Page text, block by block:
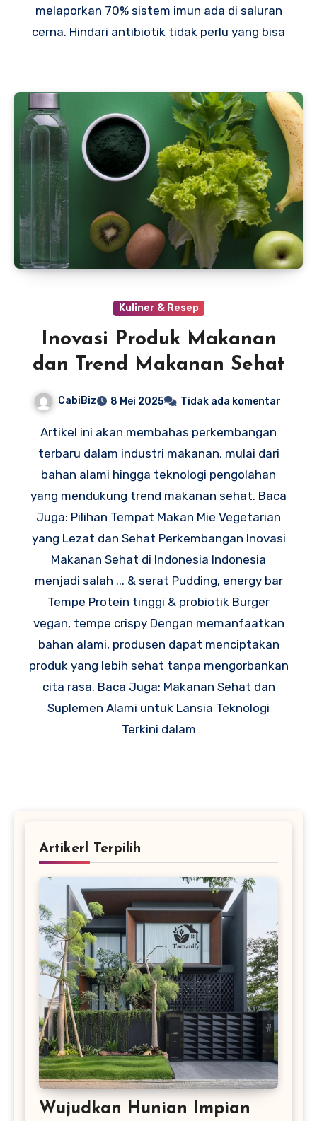
melaporkan 70% sistem imun ada di saluran
cerna. Hindari antibiotik tidak perlu yang bisa
Kuliner & Resep
Inovasi Produk Makanan
dan Trend Makanan Sehat
CabiBiz 8 Mei 2025 Tidak ada komentar
Artikel ini akan membahas perkembangan
terbaru dalam industri makanan, mulai dari
bahan alami hingga teknologi pengolahan
yang mendukung trend makanan sehat. Baca
Juga: Pilihan Tempat Makan Mie Vegetarian
yang Lezat dan Sehat Perkembangan Inovasi
Makanan Sehat di Indonesia Indonesia
menjadi salah ... & serat Pudding, energy bar
Tempe Protein tinggi & probiotik Burger
vegan, tempe crispy Dengan memanfaatkan
bahan alami, produsen dapat menciptakan
produk yang lebih sehat tanpa mengorbankan
cita rasa. Baca Juga: Makanan Sehat dan
Suplemen Alami untuk Lansia Teknologi
Terkini dalam
Artikerl Terpilih
Wujudkan Hunian Impian